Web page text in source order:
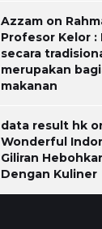
Azzam on
Profesor Kelor :
secara
merupakan
makanan
data result hk
Wonderful
Giliran
Dengan Kuliner